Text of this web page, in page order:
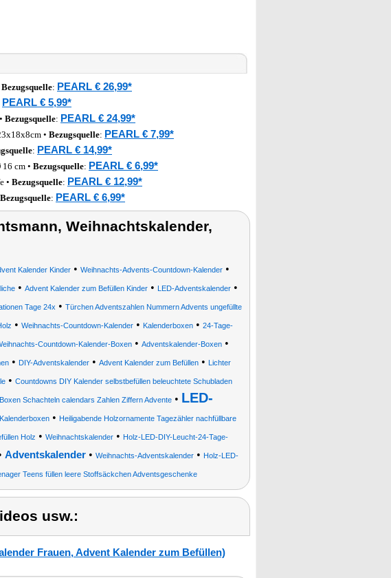
Bezugsquelle: PEARL € 26,99*
PEARL € 5,99*
Bezugsquelle: PEARL € 24,99*
• Bezugsquelle: PEARL € 7,99*
: PEARL € 14,99*
cm • Bezugsquelle: PEARL € 6,99*
• Bezugsquelle: PEARL € 12,99*
Bezugsquelle: PEARL € 6,99*
Weihnachtskalender,
Kalender Kinder • Weihnachts-Advents-Countdown-Kalender •
• Advent Kalender zum Befüllen Kinder • LED-Adventskalender •
Tage 24x • Türchen Adventszahlen Nummern Advents ungefüllte
• Weihnachts-Countdown-Kalender• Kalenderboxen• 24-Tage-
Countdown-Kalender-Boxen • Adventskalender-Boxen •
• DIY-Adventskalender • Advent Kalender zum Befüllen • Lichter
• Countdowns DIY Kalender selbstbefüllen beleuchtete Schubladen
Schachteln calendars Zahlen Ziffern Advente • LED-
• Heiligabende Holzornamente Tagezähler nachfüllbare
Holz • Weihnachtskalender• Holz-LED-DIY-Leucht-24-Tage-
Adventskalender • Weihnachts-Adventskalender • Holz-LED-
Teens füllen leere Stoffsäckchen Adventsgeschenke
usw.:
Frauen, Advent Kalender zum Befüllen)